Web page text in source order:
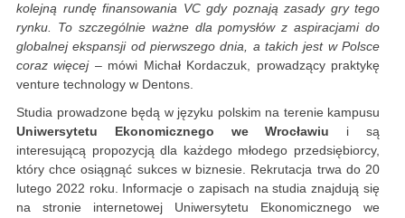
kolejną rundę finansowania VC gdy poznają zasady gry tego
rynku. To szczególnie ważne dla pomysłów z aspiracjami do
globalnej ekspansji od pierwszego dnia, a takich jest w Polsce
coraz więcej – mówi Michał Kordaczuk, prowadzący praktykę
venture technology w Dentons.
Studia prowadzone będą w języku polskim na terenie kampusu
Uniwersytetu Ekonomicznego we Wrocławiu i są
interesującą propozycją dla każdego młodego przedsiębiorcy,
który chce osiągnąć sukces w biznesie. Rekrutacja trwa do 20
lutego 2022 roku. Informacje o zapisach na studia znajdują się
na stronie internetowej Uniwersytetu Ekonomicznego we